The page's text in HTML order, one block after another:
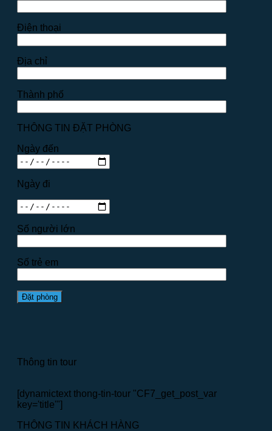
Điện thoại
Địa chỉ
Thành phố
THÔNG TIN ĐẶT PHÒNG
Ngày đến
Ngày đi
Số người lớn
Số trẻ em
Thông tin tour
[dynamictext thong-tin-tour "CF7_get_post_var
key='title'"]
THÔNG TIN KHÁCH HÀNG